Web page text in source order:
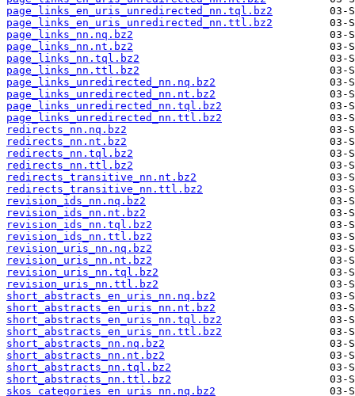
page_links_en_uris_unredirected_nn.tql.bz2
page_links_en_uris_unredirected_nn.ttl.bz2
page_links_nn.nq.bz2
page_links_nn.nt.bz2
page_links_nn.tql.bz2
page_links_nn.ttl.bz2
page_links_unredirected_nn.nq.bz2
page_links_unredirected_nn.nt.bz2
page_links_unredirected_nn.tql.bz2
page_links_unredirected_nn.ttl.bz2
redirects_nn.nq.bz2
redirects_nn.nt.bz2
redirects_nn.tql.bz2
redirects_nn.ttl.bz2
redirects_transitive_nn.nt.bz2
redirects_transitive_nn.ttl.bz2
revision_ids_nn.nq.bz2
revision_ids_nn.nt.bz2
revision_ids_nn.tql.bz2
revision_ids_nn.ttl.bz2
revision_uris_nn.nq.bz2
revision_uris_nn.nt.bz2
revision_uris_nn.tql.bz2
revision_uris_nn.ttl.bz2
short_abstracts_en_uris_nn.nq.bz2
short_abstracts_en_uris_nn.nt.bz2
short_abstracts_en_uris_nn.tql.bz2
short_abstracts_en_uris_nn.ttl.bz2
short_abstracts_nn.nq.bz2
short_abstracts_nn.nt.bz2
short_abstracts_nn.tql.bz2
short_abstracts_nn.ttl.bz2
skos_categories_en_uris_nn.nq.bz2